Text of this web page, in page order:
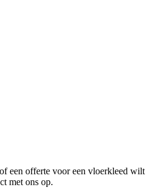
een offerte voor een vloerkleed wilt
met ons op.